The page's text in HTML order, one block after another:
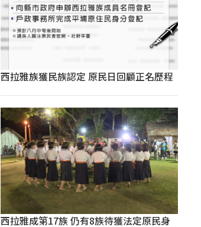
西拉雅族獲民族認定 原民日回顧正名歷程
西拉雅成第17族 仍有8族待獲法定原民身